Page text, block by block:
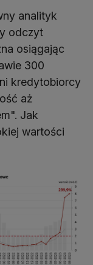
analityk
odczyt
osiągając
300
kredytobiorcy
aż
Jak
wartości